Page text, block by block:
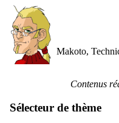
Makoto,
Contenus
Sélecteur de thème